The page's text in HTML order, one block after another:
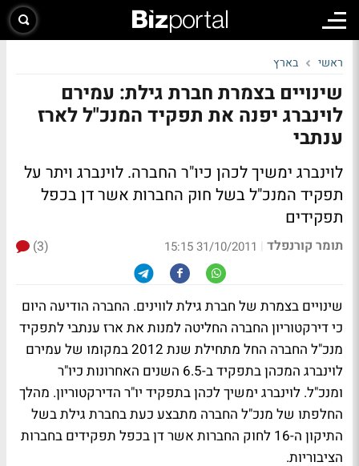
ראשי בארץ
שינויים בצמרת חברת גילת: עמירם
לוינברג יפנה את תפקיד המנכ"ל לארז
ענתבי
לוינברג ימשיך לכהן כיו"ר החברה. לוינברג ויתר על
תפקיד המנכ"ל בשל חוק החברות אשר דן בכפל
תפקידים
תומר קורנפלד |
31/10/2011 15:15
(3)
שינויים בצמרת של חברת גילת לווינים. החברה הודיעה היום
כי דירקטוריון החברה החליטה למנות את ארז ענתבי לתפקיד
מנכ"ל החברה החל מתחילת שנת 2012 במקומו של עמירם
לוינברג המכהן בתפקיד ב-6.5 השנים האחרונות כיו"ר
ומנכ"ל. לוינברג ימשיך לכהן בתפקיד יו"ר הדירקטוריון. מהלך
החלפתו של מנכ"ל החברה מתבצע כעת בחברת גילת בשל
התיקון ה-16 לחוק החברות אשר דן בכפל תפקידים בחברות
הציבוריות.